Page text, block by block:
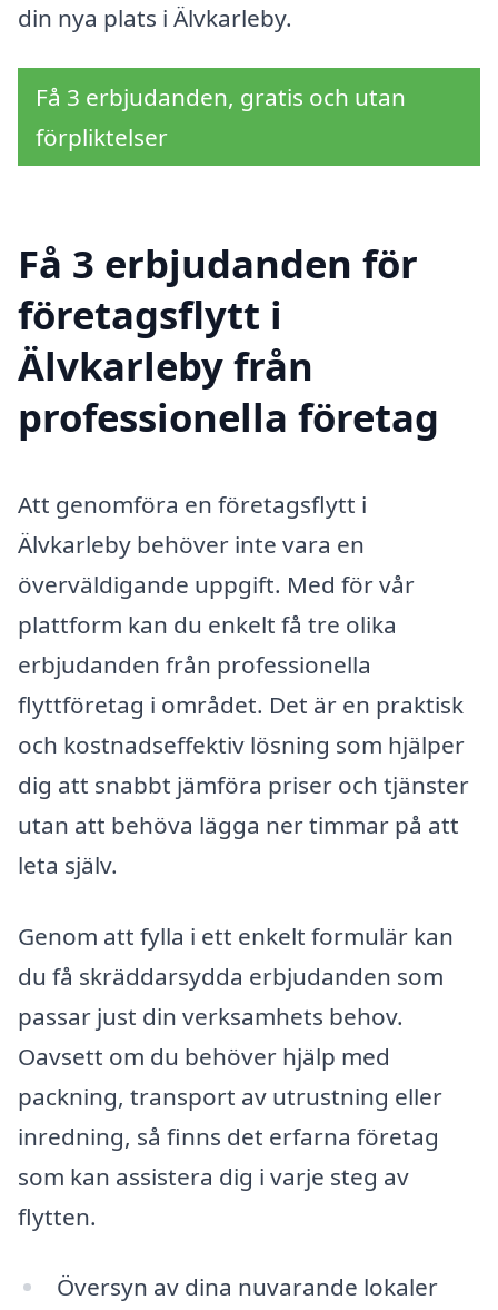
din nya plats i Älvkarleby.
Få 3 erbjudanden, gratis och utan
förpliktelser
Få 3 erbjudanden för
företagsflytt i
Älvkarleby från
professionella företag
Att genomföra en företagsflytt i
Älvkarleby behöver inte vara en
överväldigande uppgift. Med för vår
plattform kan du enkelt få tre olika
erbjudanden från professionella
flyttföretag i området. Det är en praktisk
och kostnadseffektiv lösning som hjälper
dig att snabbt jämföra priser och tjänster
utan att behöva lägga ner timmar på att
leta själv.
Genom att fylla i ett enkelt formulär kan
du få skräddarsydda erbjudanden som
passar just din verksamhets behov.
Oavsett om du behöver hjälp med
packning, transport av utrustning eller
inredning, så finns det erfarna företag
som kan assistera dig i varje steg av
flytten.
Översyn av dina nuvarande lokaler